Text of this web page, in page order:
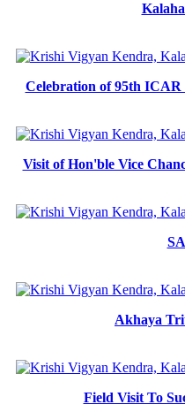
Celebration of 95th
Visit of Hon'ble Vice
Akhaya
Field Visit To